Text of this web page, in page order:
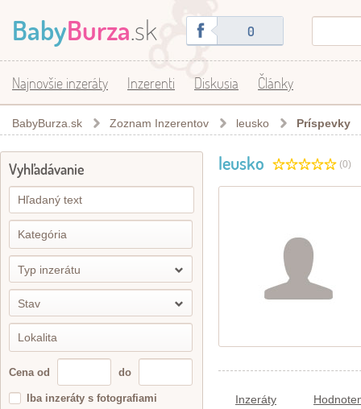
BabyBurza.sk 0
Najnovšie inzeráty Inzerenti Diskusia Články
BabyBurza.sk Zoznam Inzerentov leusko Príspevky
Vyhľadávanie
Typ inzerátu
Stav
Cena od do
Iba inzeráty s fotografiami
leusko (0)
Inzeráty